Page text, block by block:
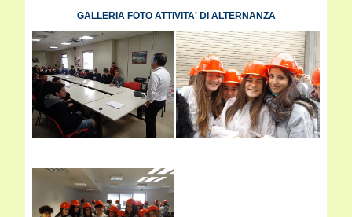
GALLERIA FOTO ATTIVITA' DI ALTERNANZA